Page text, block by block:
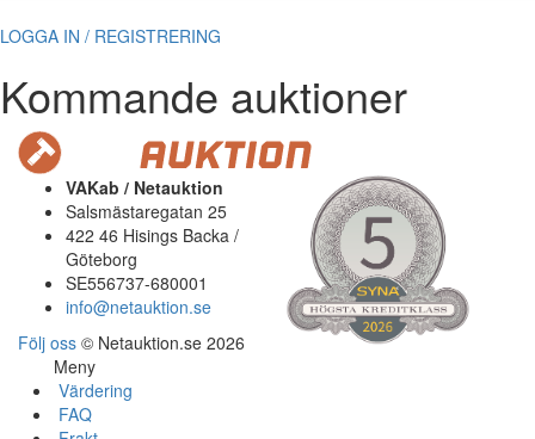
LOGGA IN / REGISTRERING
Kommande auktioner
VAKab / Netauktion
Salsmästaregatan 25
422 46 Hisings Backa /
Göteborg
SE556737-680001
info@netauktion.se
Följ oss © Netauktion.se 2026
Meny
Värdering
FAQ